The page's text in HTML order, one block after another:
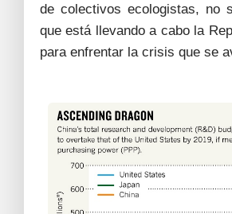
de colectivos ecologistas, no
que está llevando a cabo la
para enfrentar la crisis que se